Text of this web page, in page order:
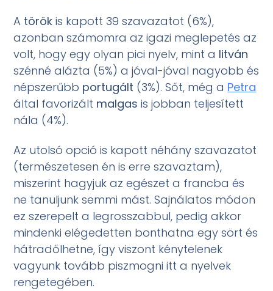
A török is kapott 39 szavazatot (6%),
azonban számomra az igazi meglepetés az
volt, hogy egy olyan pici nyelv, mint a litván
szénné alázta (5%) a jóval-jóval nagyobb és
népszerűbb portugált (3%). Sőt, még a Petra
által favorizált malgas is jobban teljesített
nála (4%).
Az utolsó opció is kapott néhány szavazatot
(természetesen én is erre szavaztam),
miszerint hagyjuk az egészet a francba és
ne tanuljunk semmi mást. Sajnálatos módon
ez szerepelt a legrosszabbul, pedig akkor
mindenki elégedetten bonthatna egy sört és
hátradőlhetne, így viszont kénytelenek
vagyunk tovább piszmogni itt a nyelvek
rengetegében.